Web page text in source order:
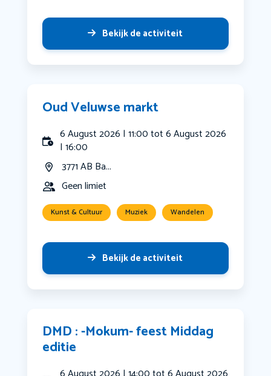
Bekijk de activiteit
Oud Veluwse markt
6 August 2026 | 11:00 tot 6 August 2026
| 16:00
3771 AB Ba...
Geen limiet
Kunst & Cultuur Muziek Wandelen
Bekijk de activiteit
DMD : -Mokum- feest Middag
editie